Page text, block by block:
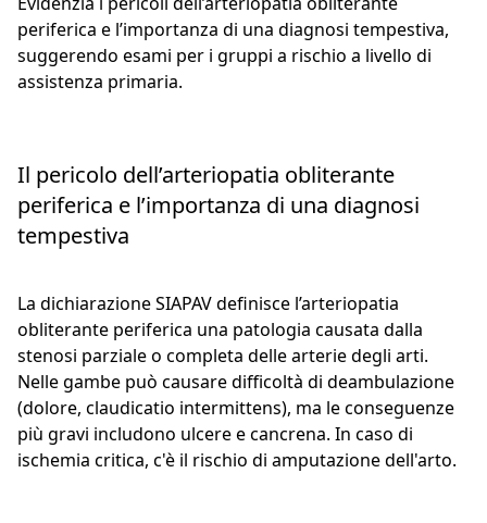
periferica e l’importanza di una diagnosi tempestiva,
suggerendo esami per i gruppi a rischio a livello di
assistenza primaria.
Il pericolo dell’arteriopatia obliterante
periferica e l’importanza di una diagnosi
tempestiva
La dichiarazione SIAPAV definisce l’arteriopatia
obliterante periferica una patologia causata dalla
stenosi parziale o completa delle arterie degli arti.
Nelle gambe può causare difficoltà di deambulazione
(dolore, claudicatio intermittens), ma le conseguenze
più gravi includono ulcere e cancrena. In caso di
ischemia critica, c'è il rischio di amputazione dell'arto.